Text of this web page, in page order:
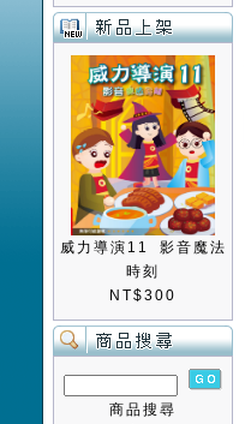
威力導演11 影音魔法
時刻
NT$300
商品搜尋